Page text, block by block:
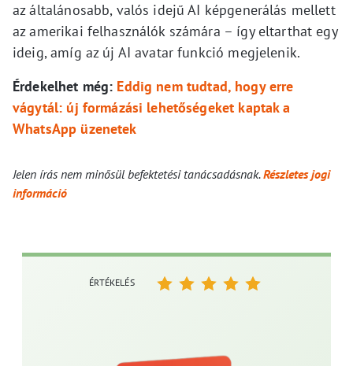
az általánosabb, valós idejű AI képgenerálás mellett
az amerikai felhasználók számára – így eltarthat egy
ideig, amíg az új AI avatar funkció megjelenik.
Érdekelhet még: Eddig nem tudtad, hogy erre
vágytál: új formázási lehetőségeket kaptak a
WhatsApp üzenetek
Jelen írás nem minősül befektetési tanácsadásnak.Részletes jogi
információ
ÉRTÉKELÉS